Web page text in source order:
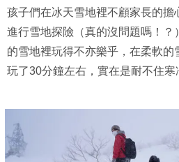
孩子們在冰天雪地裡不顧家長的擔
進行雪地探險（真的沒問題嗎！？
的雪地裡玩得不亦樂乎，在柔軟的
玩了30分鐘左右，實在是耐不住寒